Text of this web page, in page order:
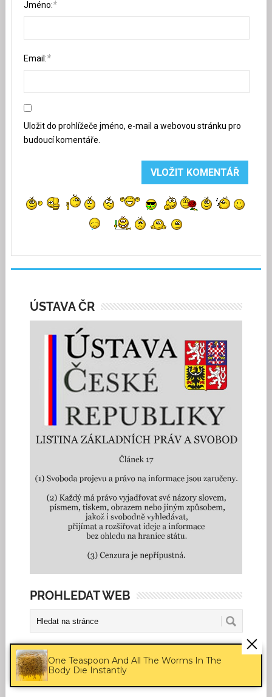
Jméno:*
Email:*
Uložit do prohlížeče jméno, e-mail a webovou stránku pro
budoucí komentáře.
One Teaspoon And All The Worms In The
Body Die Instantly
ÚSTAVA ČR
PROHLEDAT WEB
SLEDUJTE NÁS